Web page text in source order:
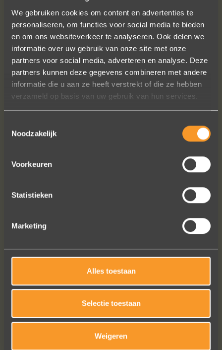
We gebruiken cookies om content en advertenties te
personaliseren, om functies voor social media te bieden
en om ons websiteverkeer te analyseren. Ook delen we
informatie over uw gebruik van onze site met onze
partners voor social media, adverteren en analyse. Deze
partners kunnen deze gegevens combineren met andere
informatie die u aan ze heeft verstrekt of die ze hebben
verzameld op basis van uw gebruik van hun services.
Noodzakelijk
Voorkeuren
Statistieken
Marketing
Alles toestaan
Selectie toestaan
Weigeren
Een droom die uitkomt, de ringen zijn
prachtig afgewerkt, perfecte kwaliteit.